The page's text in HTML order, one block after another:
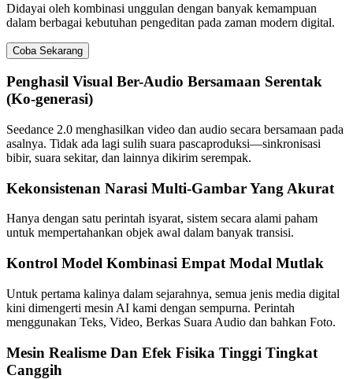
Didayai oleh kombinasi unggulan dengan banyak kemampuan
dalam berbagai kebutuhan pengeditan pada zaman modern digital.
Coba Sekarang
Penghasil Visual Ber-Audio Bersamaan Serentak
(Ko-generasi)
Seedance 2.0 menghasilkan video dan audio secara bersamaan pada
asalnya. Tidak ada lagi sulih suara pascaproduksi—sinkronisasi
bibir, suara sekitar, dan lainnya dikirim serempak.
Kekonsistenan Narasi Multi-Gambar Yang Akurat
Hanya dengan satu perintah isyarat, sistem secara alami paham
untuk mempertahankan objek awal dalam banyak transisi.
Kontrol Model Kombinasi Empat Modal Mutlak
Untuk pertama kalinya dalam sejarahnya, semua jenis media digital
kini dimengerti mesin AI kami dengan sempurna. Perintah
menggunakan Teks, Video, Berkas Suara Audio dan bahkan Foto.
Mesin Realisme Dan Efek Fisika Tinggi Tingkat
Canggih